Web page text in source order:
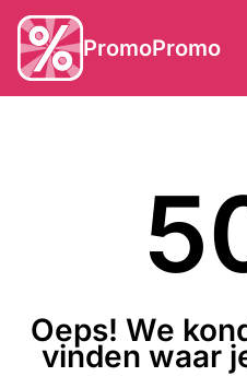
PromoPromo
Oeps! We
vinden waar